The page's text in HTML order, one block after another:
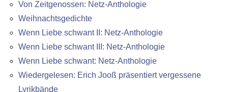
Von Zeitgenossen: Netz-Anthologie
Weihnachtsgedichte
Wenn Liebe schwant II: Netz-Anthologie
Wenn Liebe schwant III: Netz-Anthologie
Wenn Liebe schwant: Netz-Anthologie
Wiedergelesen: Erich Jooß präsentiert vergessene
Lyrikbände